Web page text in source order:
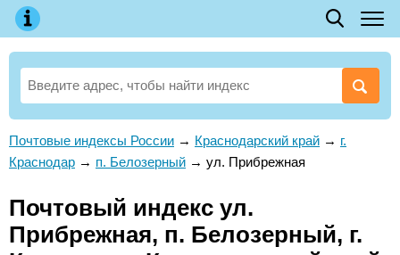
Почтовые индексы России → Краснодарский край → г.
Краснодар → п. Белозерный → ул. Прибрежная
Почтовый индекс ул.
Прибрежная, п. Белозерный, г.